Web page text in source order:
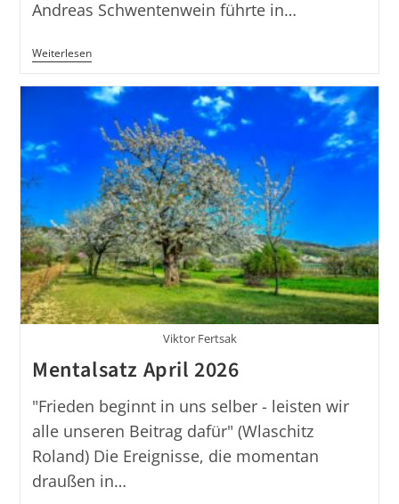
Andreas Schwentenwein führte in…
WeiterlesenEin
Humorvoller
Viktor Fertsak
Mentalsatz April 2026
"Frieden beginnt in uns selber - leisten wir
alle unseren Beitrag dafür" (Wlaschitz
Roland) Die Ereignisse, die momentan
draußen in…